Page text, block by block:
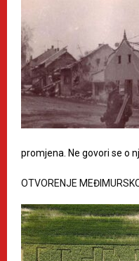
promjena. Ne govori se o
OTVORENJE